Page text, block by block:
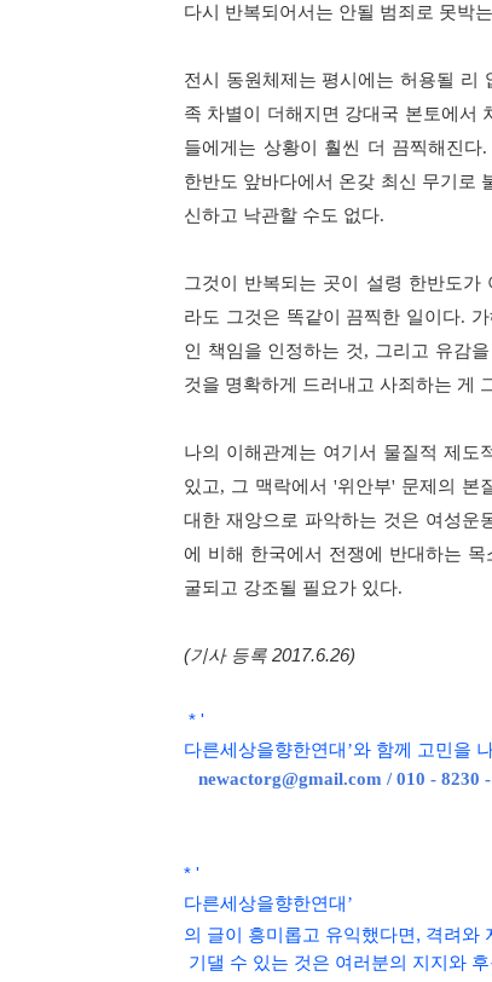
다시 반복되어서는 안될 범죄로 못박
전시 동원체제는 평시에는 허용될 리
족 차별이 더해지면 강대국 본토에서
들에게는 상황이 훨씬 더 끔찍해진다.
한반도 앞바다에서 온갖 최신 무기로
신하고 낙관할 수도 없다.
그것이 반복되는 곳이 설령 한반도가
라도 그것은 똑같이 끔찍한 일이다.
인 책임을 인정하는 것, 그리고 유감
것을 명확하게 드러내고 사죄하는 게
나의 이해관계는 여기서 물질적 제도
있고, 그 맥락에서'위안부' 문제의 본
대한 재앙으로 파악하는 것은 여성운
에 비해 한국에서 전쟁에 반대하는
굴되고 강조될 필요가 있다.
(기사 등록 2017.6.26)
* '
다른세상을향한연대 ’와 함께 고민을
newactorg@gmail.com / 010 - 8230 -
* '
다른세상을향한연대 ’
의 글이 흥미롭고 유익했다면, 격려와
기댈 수 있는 것은 여러분의 지지와